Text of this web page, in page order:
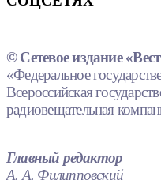
© Сетевое издание
«Федеральное
Всероссийская
радиовещательная
Главный редактор
А. А. Филипповский